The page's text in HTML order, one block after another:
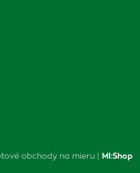
obchody na mieru | MI:Shop